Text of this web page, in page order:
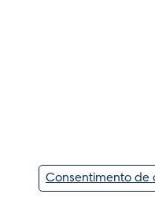
Consentimento de